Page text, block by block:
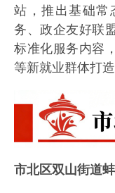
站，推出基础常
务、政企友好联
标准化服务内容
等新就业群体打
市北区双山街道